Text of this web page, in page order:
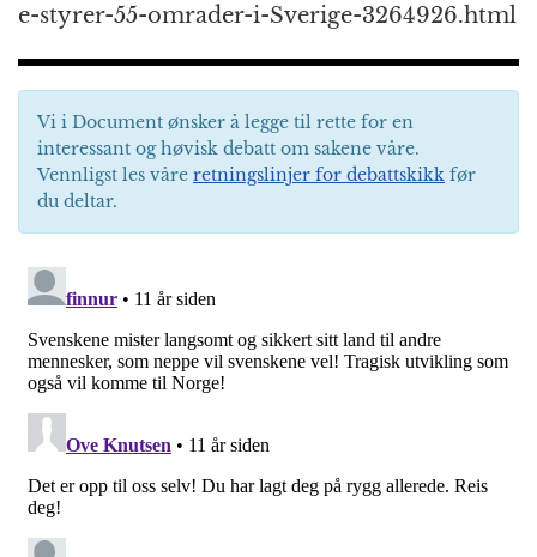
e-styrer-55-omrader-i-Sverige-3264926.html
Vi i Document ønsker å legge til rette for en
interessant og høvisk debatt om sakene våre.
Vennligst les våre retningslinjer for debattskikk før
du deltar.